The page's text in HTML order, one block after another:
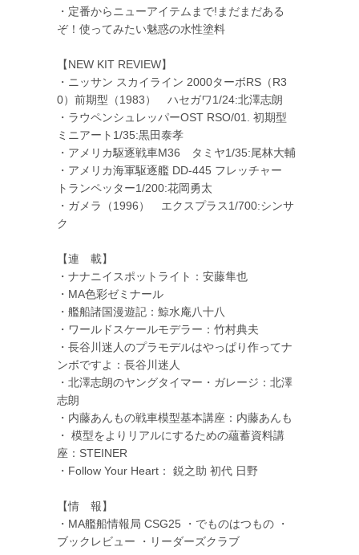
・定番からニューアイテムまで!まだまだある
ぞ！使ってみたい魅惑の水性塗料
【NEW KIT REVIEW】
・ニッサン スカイライン 2000ターボRS（R3
0）前期型（1983） ハセガワ1/24:北澤志朗
・ラウペンシュレッパーOST RSO/01. 初期型
ミニアート1/35:黒田泰孝
・アメリカ駆逐戦車M36 タミヤ1/35:尾林大輔
・アメリカ海軍駆逐艦 DD-445 フレッチャー
トランペッター1/200:花岡勇太
・ガメラ（1996） エクスプラス1/700:シンサ
ク
【連 載】
・ナナニイスポットライト：安藤隼也
・MA色彩ゼミナール
・艦船諸国漫遊記：鯨水庵八十八
・ワールドスケールモデラー：竹村典夫
・長谷川迷人のプラモデルはやっぱり作ってナ
ンボですよ：長谷川迷人
・北澤志朗のヤングタイマー・ガレージ：北澤
志朗
・内藤あんもの戦車模型基本講座：内藤あんも
・ 模型をよりリアルにするための蘊蓄資料講
座：STEINER
・Follow Your Heart： 鋭之助 初代 日野
【情 報】
・MA艦船情報局 CSG25 ・でものはつもの ・
ブックレビュー ・リーダーズクラブ